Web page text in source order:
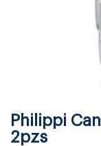
Philippi
2pzs